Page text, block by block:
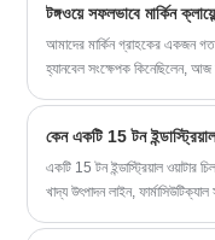
টঙ্গওয়ে সফলভাবে মার্কিন
আমাদের মার্কিন গ্রাহকের একজন
হ্যানবেল সংক্ষেপক কিনেছিলেন,
একটি 15 টন ইন্ডাস্ট্রিয়াল ওয়াটার
খাদ্য উৎপাদন লাইন,